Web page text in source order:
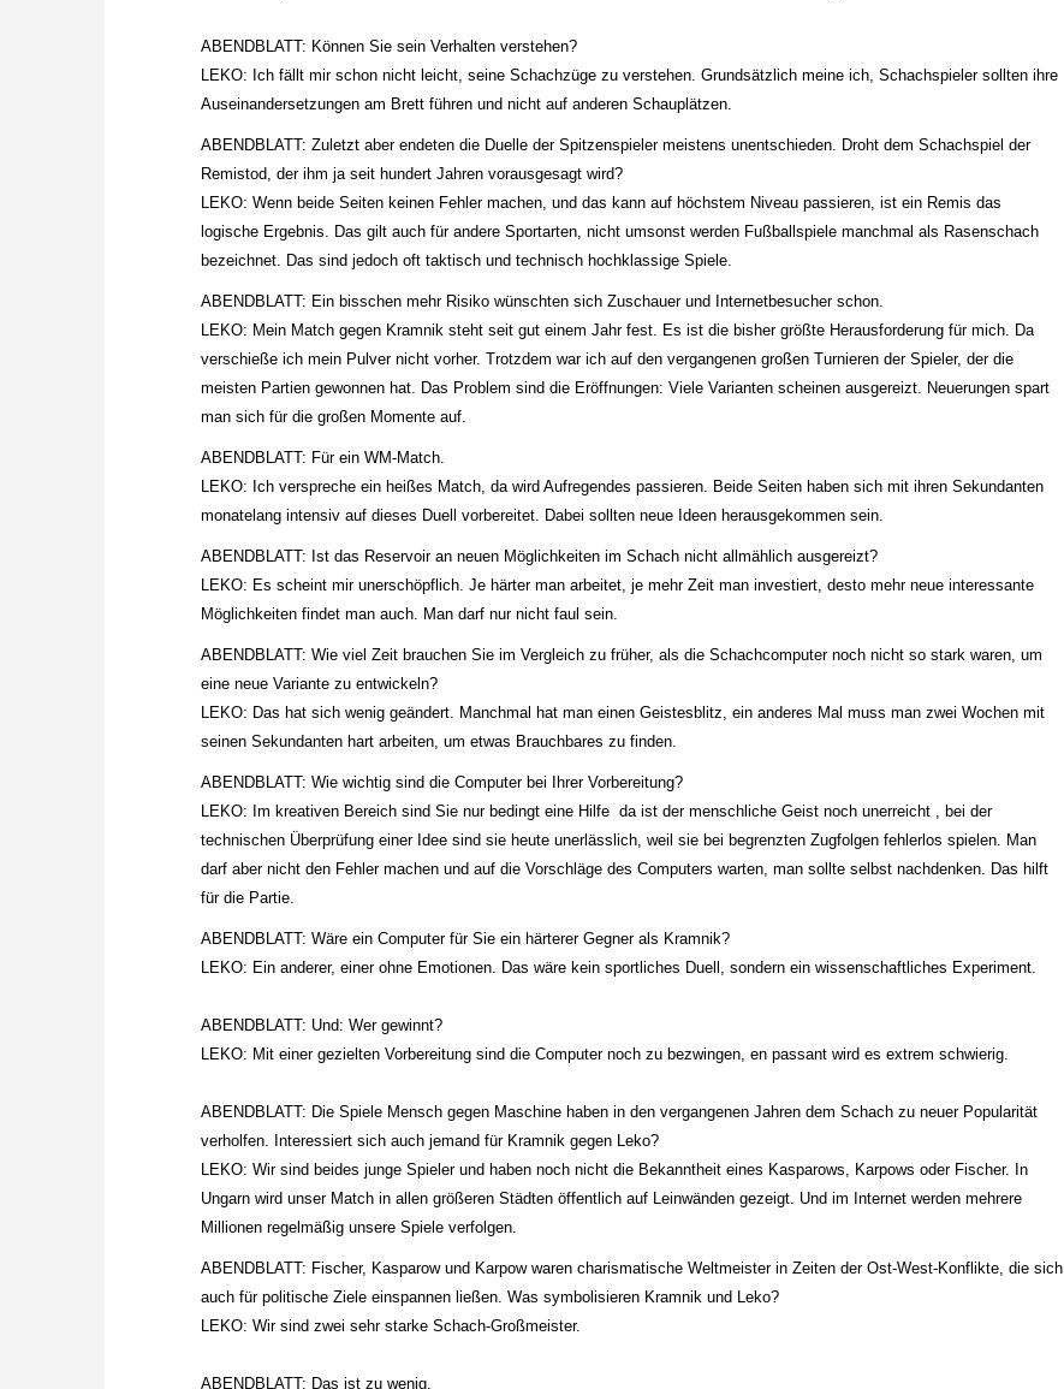
ABENDBLATT: Können Sie sein Verhalten verstehen?
LEKO: Ich fällt mir schon nicht leicht, seine Schachzüge zu verstehen. Grundsätzlich meine ich, Schachspieler sollten ihre
Auseinandersetzungen am Brett führen und nicht auf anderen Schauplätzen.
ABENDBLATT: Zuletzt aber endeten die Duelle der Spitzenspieler meistens unentschieden. Droht dem Schachspiel der
Remistod, der ihm ja seit hundert Jahren vorausgesagt wird?
LEKO: Wenn beide Seiten keinen Fehler machen, und das kann auf höchstem Niveau passieren, ist ein Remis das
logische Ergebnis. Das gilt auch für andere Sportarten, nicht umsonst werden Fußballspiele manchmal als Rasenschach
bezeichnet. Das sind jedoch oft taktisch und technisch hochklassige Spiele.
ABENDBLATT: Ein bisschen mehr Risiko wünschten sich Zuschauer und Internetbesucher schon.
LEKO: Mein Match gegen Kramnik steht seit gut einem Jahr fest. Es ist die bisher größte Herausforderung für mich. Da
verschieße ich mein Pulver nicht vorher. Trotzdem war ich auf den vergangenen großen Turnieren der Spieler, der die
meisten Partien gewonnen hat. Das Problem sind die Eröffnungen: Viele Varianten scheinen ausgereizt. Neuerungen spart
man sich für die großen Momente auf.
ABENDBLATT: Für ein WM-Match.
LEKO: Ich verspreche ein heißes Match, da wird Aufregendes passieren. Beide Seiten haben sich mit ihren Sekundanten
monatelang intensiv auf dieses Duell vorbereitet. Dabei sollten neue Ideen herausgekommen sein.
ABENDBLATT: Ist das Reservoir an neuen Möglichkeiten im Schach nicht allmählich ausgereizt?
LEKO: Es scheint mir unerschöpflich. Je härter man arbeitet, je mehr Zeit man investiert, desto mehr neue interessante
Möglichkeiten findet man auch. Man darf nur nicht faul sein.
ABENDBLATT: Wie viel Zeit brauchen Sie im Vergleich zu früher, als die Schachcomputer noch nicht so stark waren, um
eine neue Variante zu entwickeln?
LEKO: Das hat sich wenig geändert. Manchmal hat man einen Geistesblitz, ein anderes Mal muss man zwei Wochen mit
seinen Sekundanten hart arbeiten, um etwas Brauchbares zu finden.
ABENDBLATT: Wie wichtig sind die Computer bei Ihrer Vorbereitung?
LEKO: Im kreativen Bereich sind Sie nur bedingt eine Hilfe da ist der menschliche Geist noch unerreicht , bei der
technischen Überprüfung einer Idee sind sie heute unerlässlich, weil sie bei begrenzten Zugfolgen fehlerlos spielen. Man
darf aber nicht den Fehler machen und auf die Vorschläge des Computers warten, man sollte selbst nachdenken. Das hilft
für die Partie.
ABENDBLATT: Wäre ein Computer für Sie ein härterer Gegner als Kramnik?
LEKO: Ein anderer, einer ohne Emotionen. Das wäre kein sportliches Duell, sondern ein wissenschaftliches Experiment.
ABENDBLATT: Und: Wer gewinnt?
LEKO: Mit einer gezielten Vorbereitung sind die Computer noch zu bezwingen, en passant wird es extrem schwierig.
ABENDBLATT: Die Spiele Mensch gegen Maschine haben in den vergangenen Jahren dem Schach zu neuer Popularität
verholfen. Interessiert sich auch jemand für Kramnik gegen Leko?
LEKO: Wir sind beides junge Spieler und haben noch nicht die Bekanntheit eines Kasparows, Karpows oder Fischer. In
Ungarn wird unser Match in allen größeren Städten öffentlich auf Leinwänden gezeigt. Und im Internet werden mehrere
Millionen regelmäßig unsere Spiele verfolgen.
ABENDBLATT: Fischer, Kasparow und Karpow waren charismatische Weltmeister in Zeiten der Ost-West-Konflikte, die sich
auch für politische Ziele einspannen ließen. Was symbolisieren Kramnik und Leko?
LEKO: Wir sind zwei sehr starke Schach-Großmeister.
ABENDBLATT: Das ist zu wenig.